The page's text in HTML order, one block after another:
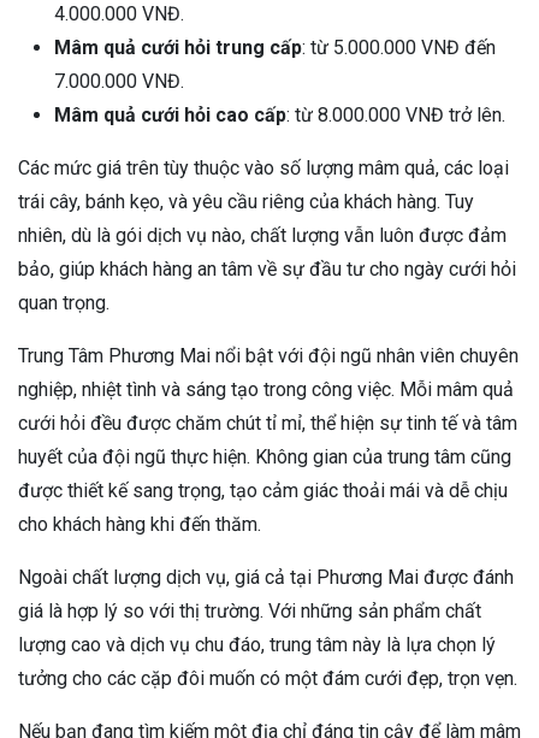
4.000.000 VNĐ.
Mâm quả cưới hỏi trung cấp: từ 5.000.000 VNĐ đến
7.000.000 VNĐ.
Mâm quả cưới hỏi cao cấp: từ 8.000.000 VNĐ trở lên.
Các mức giá trên tùy thuộc vào số lượng mâm quả, các loại
trái cây, bánh kẹo, và yêu cầu riêng của khách hàng. Tuy
nhiên, dù là gói dịch vụ nào, chất lượng vẫn luôn được đảm
bảo, giúp khách hàng an tâm về sự đầu tư cho ngày cưới hỏi
quan trọng.
Trung Tâm Phương Mai nổi bật với đội ngũ nhân viên chuyên
nghiệp, nhiệt tình và sáng tạo trong công việc. Mỗi mâm quả
cưới hỏi đều được chăm chút tỉ mỉ, thể hiện sự tinh tế và tâm
huyết của đội ngũ thực hiện. Không gian của trung tâm cũng
được thiết kế sang trọng, tạo cảm giác thoải mái và dễ chịu
cho khách hàng khi đến thăm.
Ngoài chất lượng dịch vụ, giá cả tại Phương Mai được đánh
giá là hợp lý so với thị trường. Với những sản phẩm chất
lượng cao và dịch vụ chu đáo, trung tâm này là lựa chọn lý
tưởng cho các cặp đôi muốn có một đám cưới đẹp, trọn vẹn.
Nếu bạn đang tìm kiếm một địa chỉ đáng tin cậy để làm mâm